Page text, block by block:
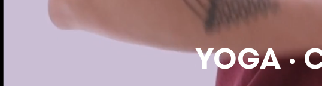
YOGA ·